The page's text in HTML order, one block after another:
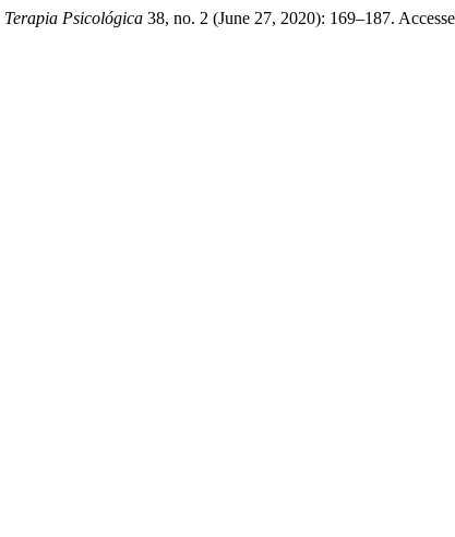
Terapia Psicológica 38, no. 2 (June 27, 2020): 169–187.